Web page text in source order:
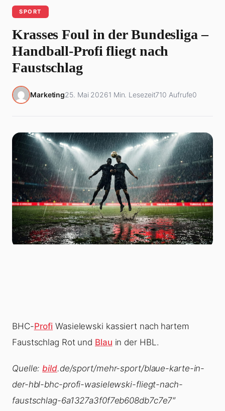
SPORT
Krasses Foul in der Bundesliga –
Handball-Profi fliegt nach
Faustschlag
Marketing25. Mai 20261 Min. Lesezeit710 Aufrufe0
BHC-Profi Wasielewski kassiert nach hartem
Faustschlag Rot und Blau in der HBL.
Quelle:bild.de/sport/mehr-sport/blaue-karte-in-
der-hbl-bhc-profi-wasielewski-fliegt-nach-
faustschlag-6a1327a3f0f7eb608db7c7e7″